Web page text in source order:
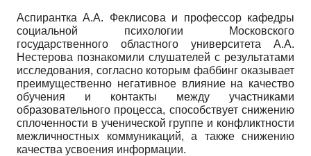
Аспирантка А.А. Феклисова и профессор кафедры
социальной психологии Московского
государственного областного университета А.А.
Нестерова познакомили слушателей с результатами
исследования, согласно которым фаббинг оказывает
преимущественно негативное влияние на качество
обучения и контакты между участниками
образовательного процесса, способствует снижению
сплоченности в ученической группе и конфликтности
межличностных коммуникаций, а также снижению
качества усвоения информации.